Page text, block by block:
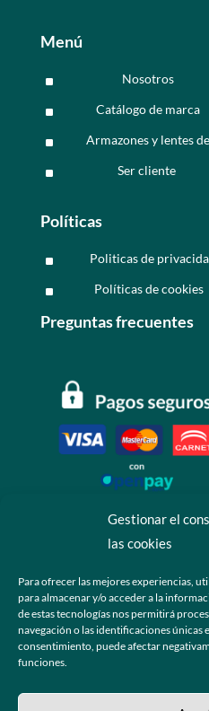
Gestionar el
las cookies
Para ofrecer las mejores experiencias,
para almacenar y/o acceder a la
de estas tecnologías nos permitirá
navegación o las identificaciones únicas
consentimiento, puede afectar
funciones.
Menú
^ Nosotros
^ Catálogo de marca
^ Armazones y lentes
^ Ser cliente
Políticas
^ Politicas de
^ Políticas de cookies
Preguntas frecuentes
 +52 55 6173 7725
 hola@grupo-
© 2025 Grupo OMK – Todos los